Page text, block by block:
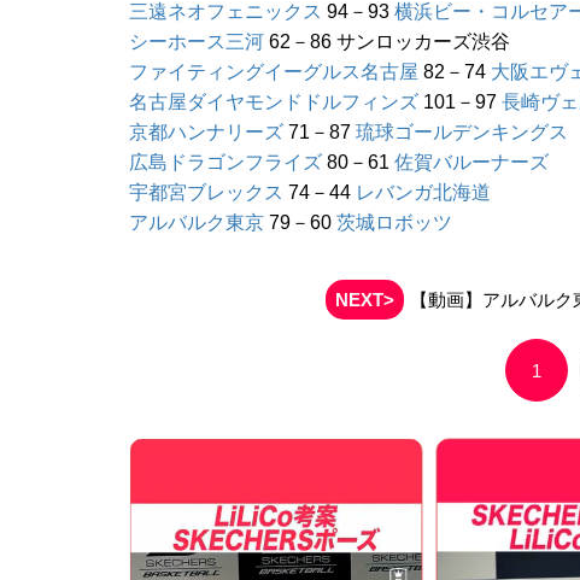
三遠ネオフェニックス 94－93 横浜ビー・コルセア
シーホース三河 62－86 サンロッカーズ渋谷
ファイティングイーグルス名古屋 82－74 大阪エヴ
名古屋ダイヤモンドドルフィンズ 101－97 長崎ヴ
京都ハンナリーズ 71－87 琉球ゴールデンキングス
広島ドラゴンフライズ 80－61 佐賀バルーナーズ
宇都宮ブレックス 74－44 レバンガ北海道
アルバルク東京 79－60 茨城ロボッツ
NEXT> 【動画】アルバル
1